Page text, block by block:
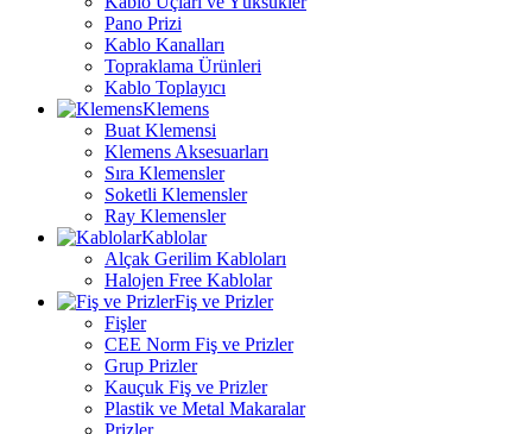
Pano Prizi
Kablo Kanalları
Topraklama Ürünleri
Kablo Toplayıcı
Klemens
Buat Klemensi
Klemens Aksesuarları
Sıra Klemensler
Soketli Klemensler
Ray Klemensler
Kablolar
Alçak Gerilim Kabloları
Halojen Free Kablolar
Fiş ve Prizler
Fişler
CEE Norm Fiş ve Prizler
Grup Prizler
Kauçuk Fiş ve Prizler
Plastik ve Metal Makaralar
Prizler